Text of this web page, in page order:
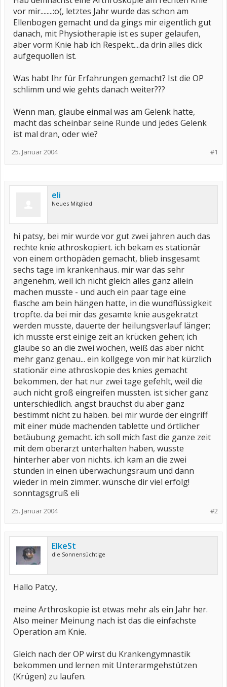
vor mir........:o(, letztes Jahr wurde das schon am
Ellenbogen gemacht und da gings mir eigentlich gut
danach, mit Physiotherapie ist es super gelaufen,
aber vorm Knie hab ich Respekt....da drin alles dick
aufgequollen ist.
Was habt Ihr für Erfahrungen gemacht? Ist die OP
schlimm und wie gehts danach weiter???
Wenn man, glaube einmal was am Gelenk hatte,
macht das scheinbar seine Runde und jedes Gelenk
ist mal dran, oder wie?
#1
25. Januar 2004
eli
Neues Mitglied
hi patsy, bei mir wurde vor gut zwei jahren auch das
rechte knie athroskopiert. ich bekam es stationär
von einem orthopäden gemacht, blieb insgesamt
sechs tage im krankenhaus. mir war das sehr
angenehm, weil ich nicht gleich alles ganz allein
machen musste - und auch ein paar tage eine
flasche am bein hängen hatte, in die wundflüssigkeit
tropfte. da bei mir das gesamte knie ausgekratzt
werden musste, dauerte der heilungsverlauf länger;
ich musste erst einige zeit an krücken gehen; ich
glaube so an die zwei wochen, weiß das aber nicht
mehr ganz genau... ein kollgege von mir hat kürzlich
stationär eine athroskopie des knies gemacht
bekommen, der hat nur zwei tage gefehlt, weil die
auch nicht groß eingreifen mussten. ist sicher ganz
unterschiedlich. angst brauchst du aber ganz
bestimmt nicht zu haben. bei mir wurde der eingriff
mit einer müde machenden tablette und örtlicher
betäubung gemacht. ich soll mich fast die ganze zeit
mit dem oberarzt unterhalten haben, wusste
hinterher aber von nichts. ich kam an die zwei
stunden in einen überwachungsraum und dann
wieder in mein zimmer. wünsche dir viel erfolg!
sonntagsgruß eli
#2
25. Januar 2004
ElkeSt
die Sonnensüchtige
Hallo Patcy,
meine Arthroskopie ist etwas mehr als ein Jahr her.
Also meiner Meinung nach ist das die einfachste
Operation am Knie.
Gleich nach der OP wirst du Krankengymnastik
bekommen und lernen mit Unterarmgehstützen
(Krügen) zu laufen.